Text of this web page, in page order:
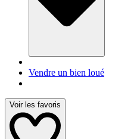
Vendre un bien loué
Voir les favoris